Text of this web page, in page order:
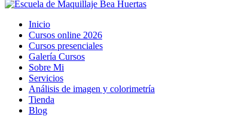
Inicio
Cursos online 2026
Cursos presenciales
Galería Cursos
Sobre Mi
Servicios
Análisis de imagen y colorimetría
Tienda
Blog